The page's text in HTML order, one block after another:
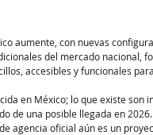
aumente, con nuevas
del mercado nacional,
accesibles y funcionales
en México; lo que existe son
de una posible llegada en
agencia oficial aún es un